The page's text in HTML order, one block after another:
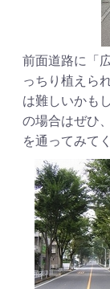
前面道路に「
っちり植えら
は難しいかも
の場合はぜひ
を通ってみて